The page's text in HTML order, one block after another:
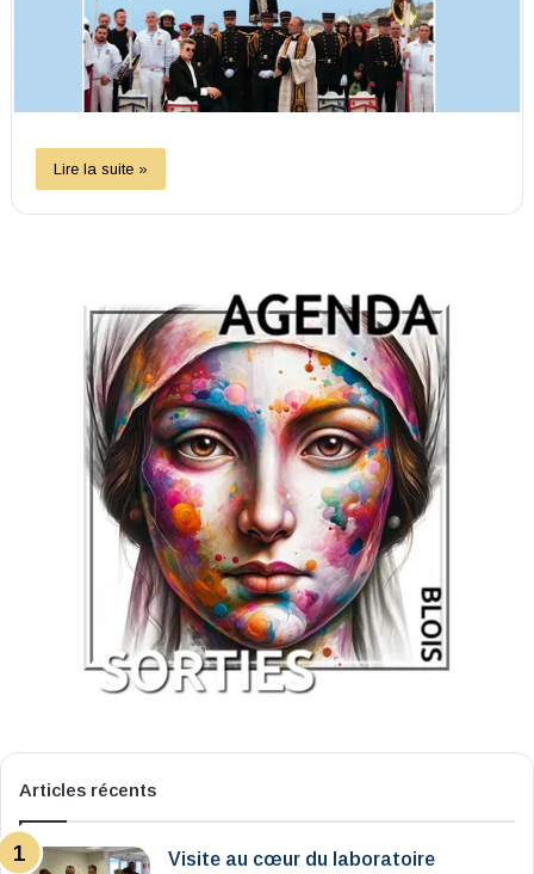
Lire la suite »
Articles récents
Visite au cœur du laboratoire